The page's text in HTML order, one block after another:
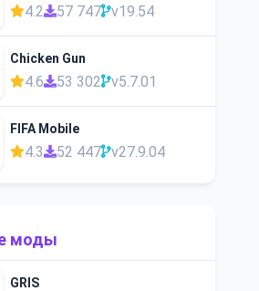
4.2 57 747 v19.54
Chicken Gun
4.6 53 302 v5.7.01
FIFA Mobile
4.3 52 447 v27.9.04
моды
GRIS